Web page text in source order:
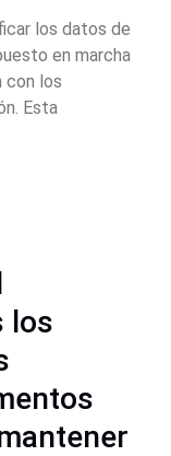
los datos de
en marcha
con los
Esta
los